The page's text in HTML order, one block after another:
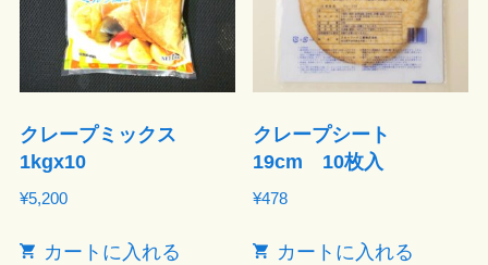
クレープミックス
1kgx10
¥5,200
カートに入れる
クレープシート
19cm 10枚入
¥478
カートに入れる